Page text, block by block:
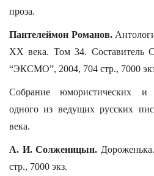
проза.
Пантелеймон Романов.
XX века. Том 34. Составитель
“ЭКСМО”, 2004, 704 стр., 7000
Собрание юмористических и
одного из ведущих русских
века.
А. И. Солженицын.
стр., 7000 экз.